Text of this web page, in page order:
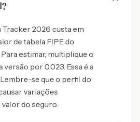
Tracker 2026 custa em
de tabela FIPE do
estimar, multiplique o
versão por 0,023. Essa é a
se que o perfil do
variações
do seguro.